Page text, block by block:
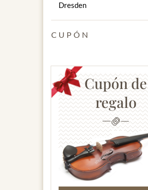
Dresden
CUPÓN
Cupón de
regalo